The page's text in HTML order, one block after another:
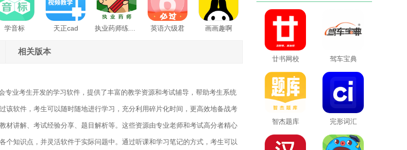
学音标 天正cad 英语六级君 画画趣啊
相关版本
专业考生开发的学习软件，提供了丰富的教学资源和考试辅导，帮助考生系统
该软件，考生可以随时随地进行学习，充分利用碎片化时间，更高效地备战考
材讲解、考试经验分享、题目解析等。这些资源由专业老师和考试高分者精心
个知识点，并灵活软件于实际问题中。通过听课和学习笔记的方式，考生可以
廿书网校 驾车宝典
智杰题库 完形词汇